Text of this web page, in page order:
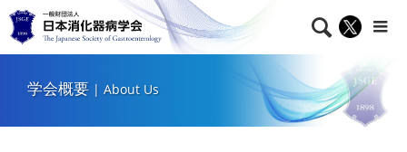

学会概要 | About Us